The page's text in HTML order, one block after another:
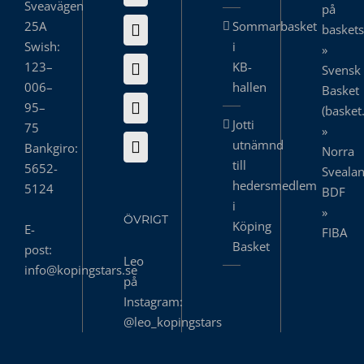
Sveavägen
25A
Swish:
123–
006–
95–
75
Bankgiro:
5652-
5124
E-
post:
info@kopingstars.se
ÖVRIGT
Leo
på
Instagram:
@leo_kopingstars
Sommarbasket
i
KB-
hallen
Jotti
utnämnd
till
hedersmedlem
i
Köping
Basket
på
»
Svensk
Basket
»
Norra
BDF
»
FIBA